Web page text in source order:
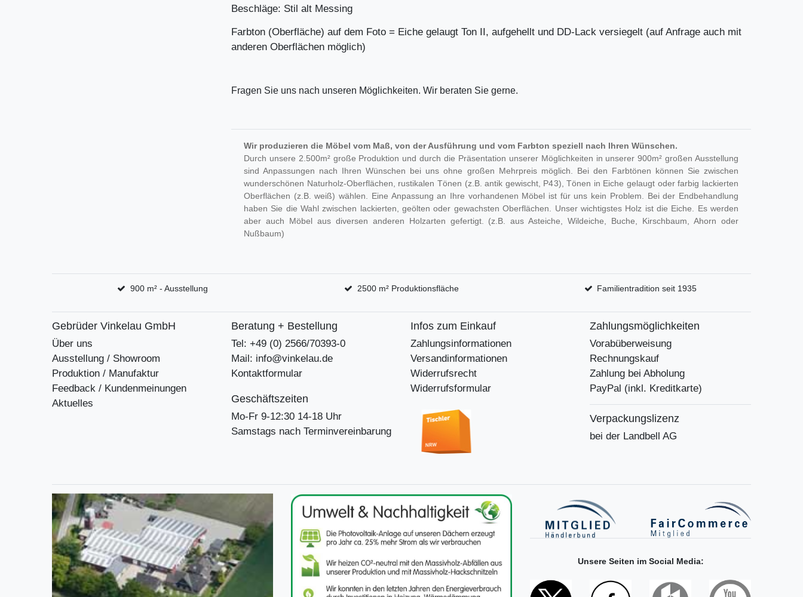
Beschläge: Stil alt Messing
Farbton (Oberfläche) auf dem Foto = Eiche gelaugt Ton II, aufgehellt und DD-Lack versiegelt (auf Anfrage auch mit
anderen Oberflächen möglich)
Fragen Sie uns nach unseren Möglichkeiten. Wir beraten Sie gerne.
Wir produzieren die Möbel vom Maß, von der Ausführung und vom Farbton speziell nach Ihren Wünschen.
Durch unsere 2.500m² große Produktion und durch die Präsentation unserer Möglichkeiten in unserer 900m² großen Ausstellung
sind Anpassungen nach Ihren Wünschen bei uns ohne großen Mehrpreis möglich. Bei den Farbtönen können Sie zwischen
wunderschönen Naturholz-Oberflächen, rustikalen Tönen (z.B. antik gewischt, P43), Tönen in Eiche gelaugt oder farbig lackierten
Oberflächen (z.B. weiß) wählen. Eine Anpassung an Ihre vorhandenen Möbel ist für uns kein Problem. Bei der Endbehandlung
haben Sie die Wahl zwischen lackierten, geölten oder gewachsten Oberflächen. Unser wichtigstes Holz ist die Eiche. Es werden
aber auch Möbel aus diversen anderen Holzarten gefertigt. (z.B. aus Asteiche, Wildeiche, Buche, Kirschbaum, Ahorn oder
Nußbaum)
900 m² - Ausstellung 2500 m² Produktionsfläche Familientradition seit 1935
Gebrüder Vinkelau GmbH
Über uns
Ausstellung / Showroom
Produktion / Manufaktur
Feedback / Kundenmeinungen
Aktuelles
Beratung + Bestellung
Tel: +49 (0) 2566/70393-0
Mail: info@vinkelau.de
Kontaktformular
Geschäftszeiten
Mo-Fr 9-12:30 14-18 Uhr
Samstags nach Terminvereinbarung
Infos zum Einkauf
Zahlungsinformationen
Versandinformationen
Widerrufsrecht
Widerrufsformular
Zahlungsmöglichkeiten
Vorabüberweisung
Rechnungskauf
Zahlung bei Abholung
PayPal (inkl. Kreditkarte)
Verpackungslizenz
bei der Landbell AG
Unsere Seiten im Social Media: